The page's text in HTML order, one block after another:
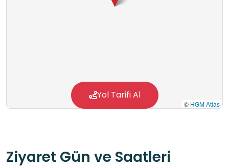
© HGM Atlas
Yol Tarifi Al
Ziyaret Gün ve Saatleri